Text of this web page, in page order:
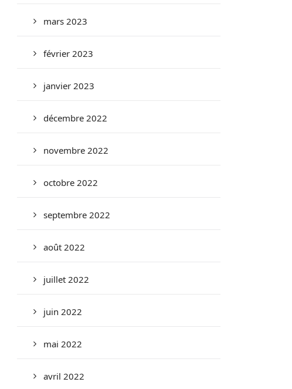
mars 2023
février 2023
janvier 2023
décembre 2022
novembre 2022
octobre 2022
septembre 2022
août 2022
juillet 2022
juin 2022
mai 2022
avril 2022